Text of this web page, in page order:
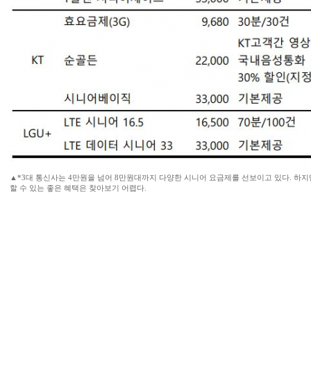
▲*3대 통신사는 4만원을 넘어 8만원대까지 다양한 시니어 요금제를 선보이고 있다. 하
할 수 있는 좋은 혜택은 찾아보기 어렵다.